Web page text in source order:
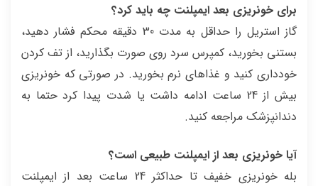
برای خونریزی بعد ایمپلنت چه باید کرد؟
گاز استریل را حداقل به مدت 30 دقیقه محکم فشار دهید،
بستنی بخورید، کمپرس سرد روی صورت بگذارید، از تف کردن
خودداری کنید و غذاهای نرم بخورید. در صورتی که خونریزی
بیش از 24 ساعت ادامه داشت یا شدت پیدا کرد حتما به
دندانپزشک مراجعه کنید.
آیا خونریزی بعد از ایمپلنت طبیعی است؟
بله خونریزی خفیف تا حداکثر 24 ساعت بعد از ایمپلنت